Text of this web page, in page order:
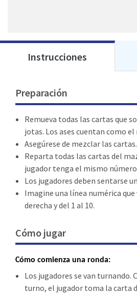
Instrucciones
Preparación
Remueva todas las cartas que
jotas. Los ases cuentan como el
Asegúrese de mezclar las cartas.
Reparta todas las cartas del
jugador tenga el mismo
Los jugadores deben sentarse
Imagine una línea numérica que
derecha y del 1 al 10.
Cómo jugar
Cómo comienza una ronda:
Los jugadores se van turnando.
turno, el jugador toma la carta